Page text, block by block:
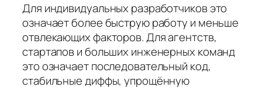
Для индивидуальных разработчиков это
означает более быструю работу и меньше
отвлекающих факторов. Для агентств,
стартапов и больших инженерных команд
это означает последовательный код,
стабильные диффы, упрощённую